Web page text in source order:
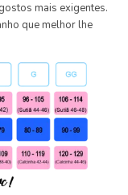
mais exigentes.
que melhor lhe